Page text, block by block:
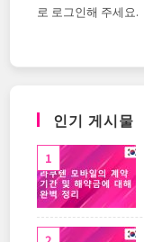
로 로그인해 주세요.
인기 게시물